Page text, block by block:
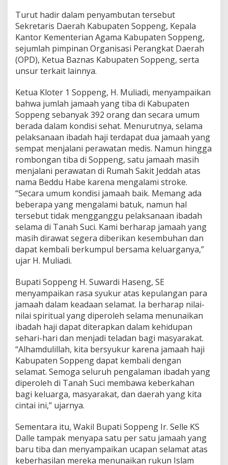
Turut hadir dalam penyambutan tersebut
Sekretaris Daerah Kabupaten Soppeng, Kepala
Kantor Kementerian Agama Kabupaten Soppeng,
sejumlah pimpinan Organisasi Perangkat Daerah
(OPD), Ketua Baznas Kabupaten Soppeng, serta
unsur terkait lainnya.
Ketua Kloter 1 Soppeng, H. Muliadi, menyampaikan
bahwa jumlah jamaah yang tiba di Kabupaten
Soppeng sebanyak 392 orang dan secara umum
berada dalam kondisi sehat. Menurutnya, selama
pelaksanaan ibadah haji terdapat dua jamaah yang
sempat menjalani perawatan medis. Namun hingga
rombongan tiba di Soppeng, satu jamaah masih
menjalani perawatan di Rumah Sakit Jeddah atas
nama Beddu Habe karena mengalami stroke.
“Secara umum kondisi jamaah baik. Memang ada
beberapa yang mengalami batuk, namun hal
tersebut tidak mengganggu pelaksanaan ibadah
selama di Tanah Suci. Kami berharap jamaah yang
masih dirawat segera diberikan kesembuhan dan
dapat kembali berkumpul bersama keluarganya,”
ujar H. Muliadi.
Bupati Soppeng H. Suwardi Haseng, SE
menyampaikan rasa syukur atas kepulangan para
jamaah dalam keadaan selamat. Ia berharap nilai-
nilai spiritual yang diperoleh selama menunaikan
ibadah haji dapat diterapkan dalam kehidupan
sehari-hari dan menjadi teladan bagi masyarakat.
“Alhamdulillah, kita bersyukur karena jamaah haji
Kabupaten Soppeng dapat kembali dengan
selamat. Semoga seluruh pengalaman ibadah yang
diperoleh di Tanah Suci membawa keberkahan
bagi keluarga, masyarakat, dan daerah yang kita
cintai ini,” ujarnya.
Sementara itu, Wakil Bupati Soppeng Ir. Selle KS
Dalle tampak menyapa satu per satu jamaah yang
baru tiba dan menyampaikan ucapan selamat atas
keberhasilan mereka menunaikan rukun Islam